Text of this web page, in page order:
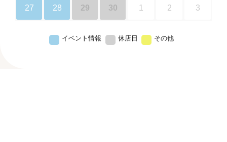
27 28 29 30 1 2 3
イベント情報 休店日 その他